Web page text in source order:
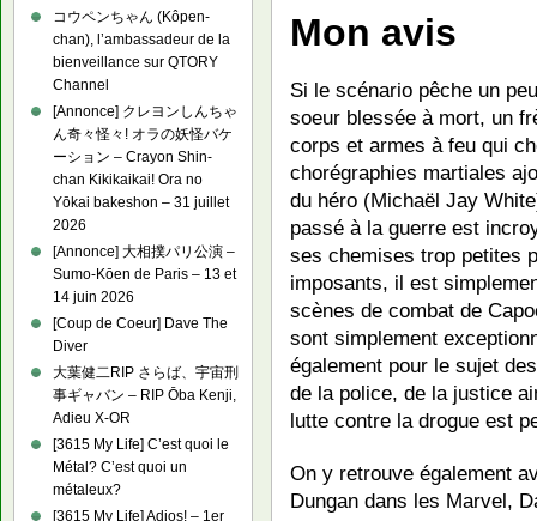
Mon avis
Si le scénario pêche un
soeur blessée à mort, un
corps et armes à feu qui
chorégraphies martiales
du héro (Michaël Jay
passé à la guerre est
ses chemises trop petites
imposants, il est
scènes de combat de
sont simplement
également pour le sujet
de la police, de la justice
lutte contre la drogue est
On y retrouve également
Dungan dans les Marvel,
コウペンちゃん (Kôpen-
chan), l’ambassadeur de la
bienveillance sur QTORY
Channel
[Annonce] クレヨンしんちゃ
ん奇々怪々! オラの妖怪バケ
ーション – Crayon Shin-
chan Kikikaikai! Ora no
Yōkai bakeshon – 31 juillet
2026
[Annonce] 大相撲パリ公演 –
Sumo-Kōen de Paris – 13 et
14 juin 2026
[Coup de Coeur] Dave The
Diver
大葉健二RIP さらば、宇宙刑
事ギャバン – RIP Ōba Kenji,
Adieu X-OR
[3615 My Life] C’est quoi le
Métal? C’est quoi un
métaleux?
[3615 My Life] Adios! – 1er